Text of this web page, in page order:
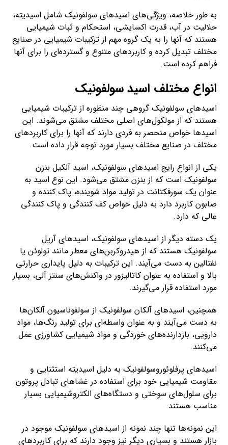
به طور خلاصه، ویژگی‌های اسیدهای سولفونیک شامل اسیدیته،
حلالیت در آب، قدرت اکسایشی، استحکام و ثبات شیمیایی
هستند که آنها را به یک گروه مهم از ترکیبات شیمیایی در صنایع
مختلف تبدیل کرده و کاربردهای متنوع و گسترده‌ای را برای آنها
فراهم کرده است.
انواع مختلف اسید سولفونیک
اسیدهای سولفونیک گروهی چند منظوره از ترکیبات شیمیایی
هستند که از مولکول‌های اصلی مختلف مشتق می‌شوند. این
اسیدها خواص منحصر به فردی دارند که آنها را برای کاربردهای
مختلف در صنایع مختلف بسیار مورد توجه قرار داده است.
یکی از انواع رایج اسیدهای سولفونیک، اسید آلکیل بنزن
سولفونیک است که از بنزن مشتق می‌شود. این نوع اسید به
عنوان یک سورفکتانت در تولید مواد شوینده، پاک کننده و
صابون کاربرد دارد به دلیل خواص کف کنندگی و پاک کنندگی
عالی که دارد.
یک دسته دیگر از اسیدهای سولفونیک، اسیدهای آریل
سولفونیک هستند که از هیدروکربن‌های معطر مانند تولوئن یا
نفتالین به دست می‌آیند. این ترکیبات به دلیل پایداری حرارتی
بالا و استفاده به عنوان کاتالیزور در واکنش‌های سنتز آلی، بسیار
مورد استفاده قرار می‌گیرند.
همچنین، اسیدهای آلکان سولفونیک از سولفوناسیون آلکان‌ها
به دست می‌آیند و به عنوان واسطه‌ای برای تولید رنگ‌ها، مواد
دارویی، بازدارنده‌های خوردگی و مواد شیمیایی کشاورزی عمل
می‌کنند.
اسیدهای پرفلوئوروسولفونیک به دلیل اسیدیته استثنایی و
مقاومت شیمیایی خود برای استفاده در غشاهای تبادل پروتون
برای سلول‌های سوختی و دستگاه‌های الکتروشیمیایی بسیار
مناسب هستند.
این نمونه‌ها تنها چند نمونه از اسیدهای سولفونیک موجود در
بازار هستند و بسیاری دیگر نیز وجود دارند که برای کاربردهای